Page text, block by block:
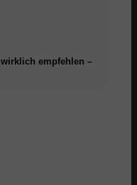
empfehlen –